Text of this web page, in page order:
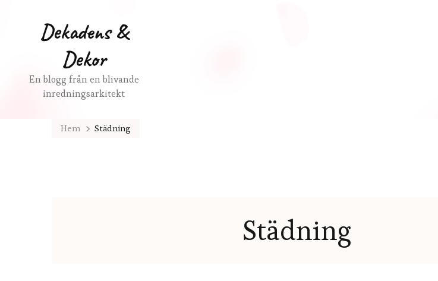
Dekadens &
Dekor
En blogg från en blivande
inredningsarkitekt
Hem Städning
Städning